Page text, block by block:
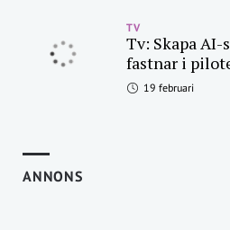
TV
Tv: Skapa
fastnar i
19 februari
ANNONS